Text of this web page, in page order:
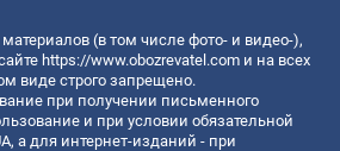
(в том числе фото- и видео-),
https://www.obozrevatel.com и на всех
виде строго запрещено.
при получении письменного
и при условии обязательной
а для интернет-изданий - при